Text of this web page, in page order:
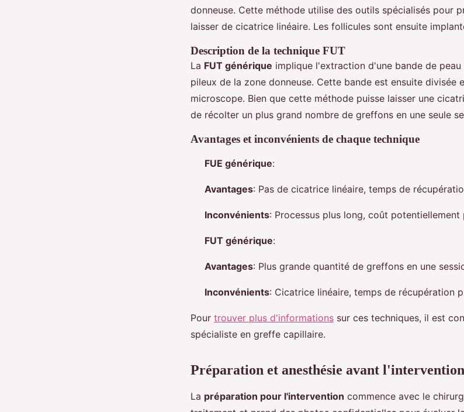
donneuse. Cette méthode utilise des outils spécialisés pour
laisser de cicatrice linéaire. Les follicules sont ensuite
Description de la technique FUT
La FUT générique implique l'extraction d'une bande de
pileux de la zone donneuse. Cette bande est ensuite divisée
microscope. Bien que cette méthode puisse laisser une
de récolter un plus grand nombre de greffons en une seule
Avantages et inconvénients de chaque technique
FUE générique:
Avantages: Pas de cicatrice linéaire, temps de
Inconvénients: Processus plus long, coût potentiellement
FUT générique:
Avantages: Plus grande quantité de greffons en une
Inconvénients: Cicatrice linéaire, temps de récupération
Pour trouver plus d'informations sur ces techniques, il est
spécialiste en greffe capillaire.
Préparation et anesthésie avant l'intervention
La préparation pour l'intervention commence avec le